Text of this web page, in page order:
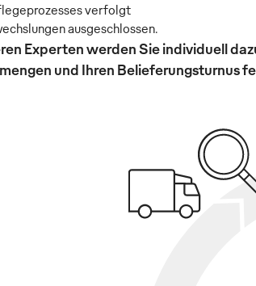
verfolgt
ausgeschlossen.
Experten werden Sie individuell
und Ihren Belieferungsturnus